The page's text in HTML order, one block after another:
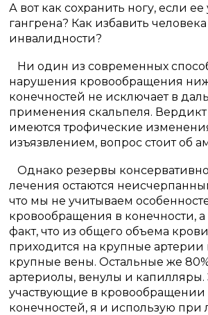
А вот как сохранить ногу, если
гангрена? Как избавить
инвалидности?
Ни один из современных
нарушения кровообращения
конечностей не исключает в
применения скальпеля. Вердикт
имеются трофические
изъязвлением, вопрос стоит об
Однако резервы
лечения остаются
что мы не учитываем
кровообращения в конечности,
факт, что из общего объема крови
приходится на крупные артерии
крупные вены. Остальные же
артериолы, венулы и капилляры.
участвующие в
конечностей, я и использую при